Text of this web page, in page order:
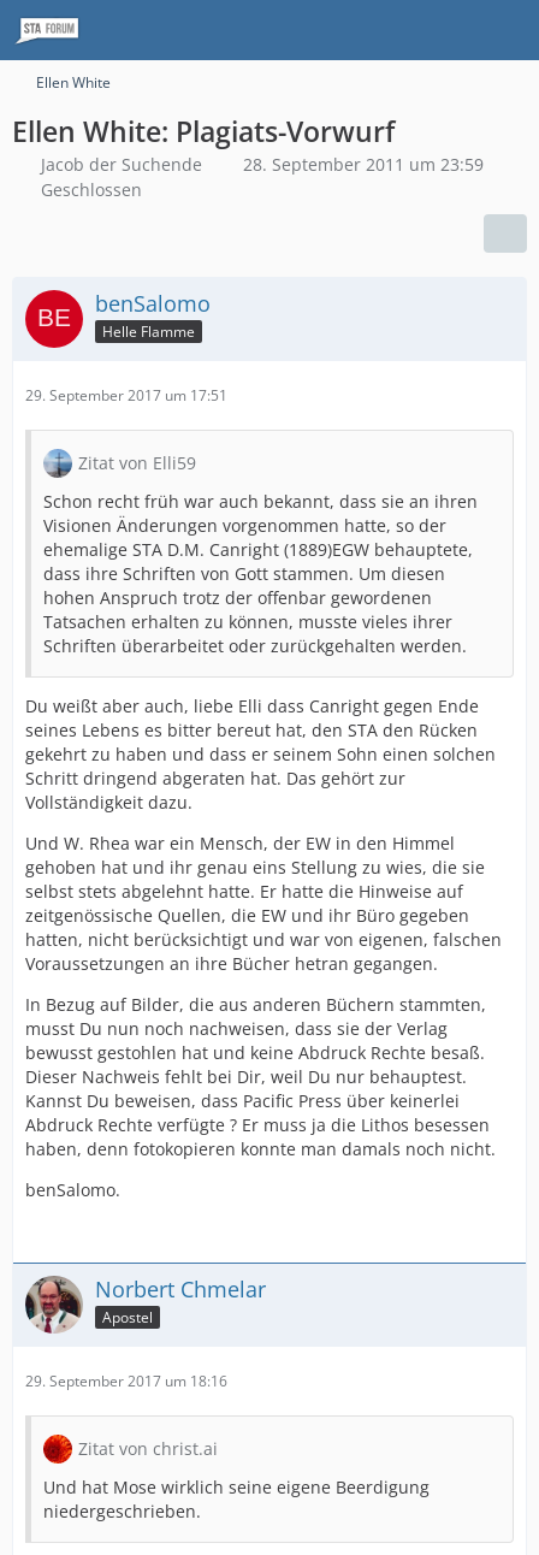
Ellen White
Ellen White: Plagiats-Vorwurf
Jacob der Suchende
28. September 2011 um 23:59
Geschlossen
benSalomo
Helle Flamme
29. September 2017 um 17:51
Zitat von Elli59
Schon recht früh war auch bekannt, dass sie an ihren
Visionen Änderungen vorgenommen hatte, so der
ehemalige STA D.M. Canright (1889)EGW behauptete,
dass ihre Schriften von Gott stammen. Um diesen
hohen Anspruch trotz der offenbar gewordenen
Tatsachen erhalten zu können, musste vieles ihrer
Schriften überarbeitet oder zurückgehalten werden.
Du weißt aber auch, liebe Elli dass Canright gegen Ende
seines Lebens es bitter bereut hat, den STA den Rücken
gekehrt zu haben und dass er seinem Sohn einen solchen
Schritt dringend abgeraten hat. Das gehört zur
Vollständigkeit dazu.
Und W. Rhea war ein Mensch, der EW in den Himmel
gehoben hat und ihr genau eins Stellung zu wies, die sie
selbst stets abgelehnt hatte. Er hatte die Hinweise auf
zeitgenössische Quellen, die EW und ihr Büro gegeben
hatten, nicht berücksichtigt und war von eigenen, falschen
Voraussetzungen an ihre Bücher hetran gegangen.
In Bezug auf Bilder, die aus anderen Büchern stammten,
musst Du nun noch nachweisen, dass sie der Verlag
bewusst gestohlen hat und keine Abdruck Rechte besaß.
Dieser Nachweis fehlt bei Dir, weil Du nur behauptest.
Kannst Du beweisen, dass Pacific Press über keinerlei
Abdruck Rechte verfügte ? Er muss ja die Lithos besessen
haben, denn fotokopieren konnte man damals noch nicht.
benSalomo.
Norbert Chmelar
Apostel
29. September 2017 um 18:16
Zitat von christ.ai
Und hat Mose wirklich seine eigene Beerdigung
niedergeschrieben.